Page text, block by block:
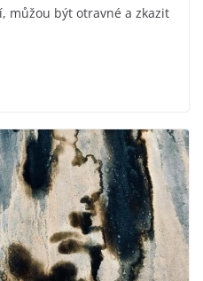
můžou být otravné a zkazit